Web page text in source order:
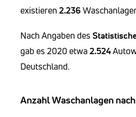
existieren2.236
Nach Angaben des
gab es 2020 etwa2.524
Deutschland.
Anzahl Waschanlagen